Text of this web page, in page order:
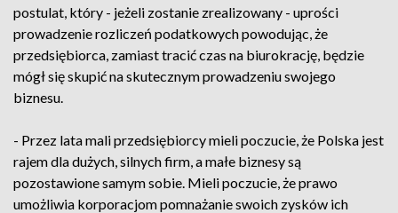
postulat, który - jeżeli zostanie zrealizowany - uprości
prowadzenie rozliczeń podatkowych powodując, że
przedsiębiorca, zamiast tracić czas na biurokrację, będzie
mógł się skupić na skutecznym prowadzeniu swojego
biznesu.
- Przez lata mali przedsiębiorcy mieli poczucie, że Polska jest
rajem dla dużych, silnych firm, a małe biznesy są
pozostawione samym sobie. Mieli poczucie, że prawo
umożliwia korporacjom pomnażanie swoich zysków ich